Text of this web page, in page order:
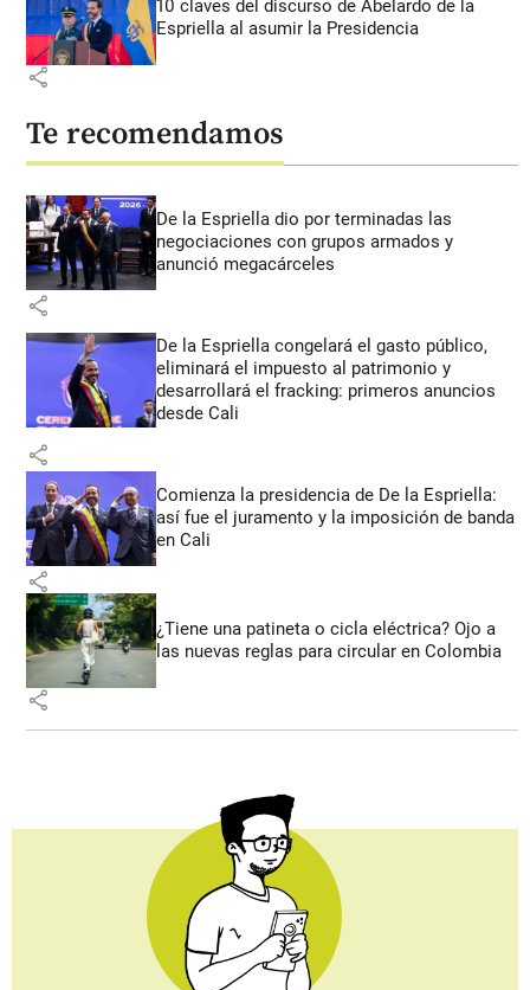
10 claves del discurso de Abelardo de la
Espriella al asumir la Presidencia
share
Te recomendamos
De la Espriella dio por terminadas las
negociaciones con grupos armados y
anunció megacárceles
share
De la Espriella congelará el gasto público,
eliminará el impuesto al patrimonio y
desarrollará el fracking: primeros anuncios
desde Cali
share
Comienza la presidencia de De la Espriella:
así fue el juramento y la imposición de banda
en Cali
share
¿Tiene una patineta o cicla eléctrica? Ojo a
las nuevas reglas para circular en Colombia
share